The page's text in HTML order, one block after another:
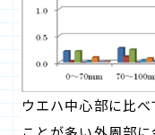
ウエハ中心部に比